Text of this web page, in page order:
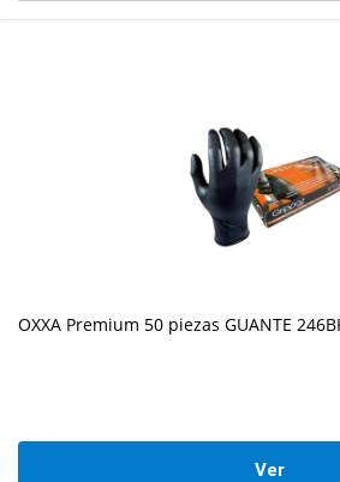
OXXA Premium 50 piezas GUANTE
Ver